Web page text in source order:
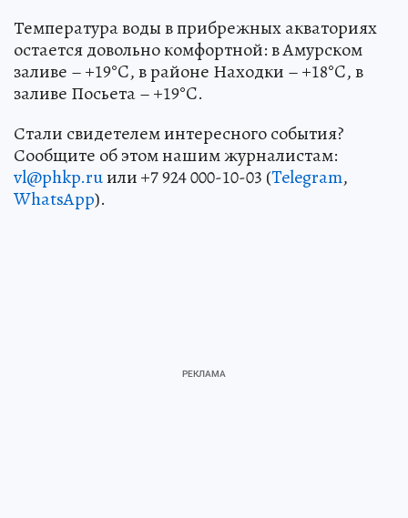
Температура воды в прибрежных акваториях
остается довольно комфортной: в Амурском
заливе – +19°C, в районе Находки – +18°C, в
заливе Посьета – +19°C.
Стали свидетелем интересного события?
Сообщите об этом нашим журналистам:
vl@phkp.ruили +7 924 000-10-03 (Telegram,
WhatsApp).